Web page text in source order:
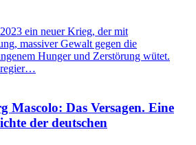
ein neuer Krieg, der mit
massiver Gewalt gegen die
Hunger und Zerstörung wütet.
Mascolo: Das Versagen. Eine
der deutschen